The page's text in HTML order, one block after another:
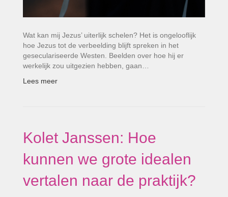
Wat kan mij Jezus’ uiterlijk schelen? Het is ongelooflijk
hoe Jezus tot de verbeelding blijft spreken in het
geseculariseerde Westen. Beelden over hoe hij er
werkelijk zou uitgezien hebben, gaan…
Lees meer
Kolet Janssen: Hoe
kunnen we grote idealen
vertalen naar de praktijk?